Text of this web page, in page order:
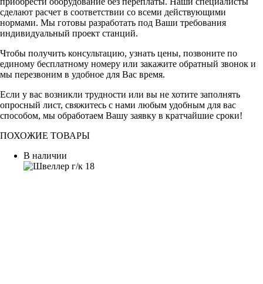
сделают расчет в соответствии со всеми действующими
нормами. Мы готовы разработать под Ваши требования
индивидуальный проект станций.
Чтобы получить консультацию, узнать цены, позвоните по
единому бесплатному номеру или закажите обратный звонок и
мы перезвоним в удобное для Вас время.
Если у вас возникли трудности или вы не хотите заполнять
опросный лист, свяжитесь с нами любым удобным для вас
способом, мы обработаем Вашу заявку в кратчайшие сроки!
ПОХОЖИЕ ТОВАРЫ
В наличии